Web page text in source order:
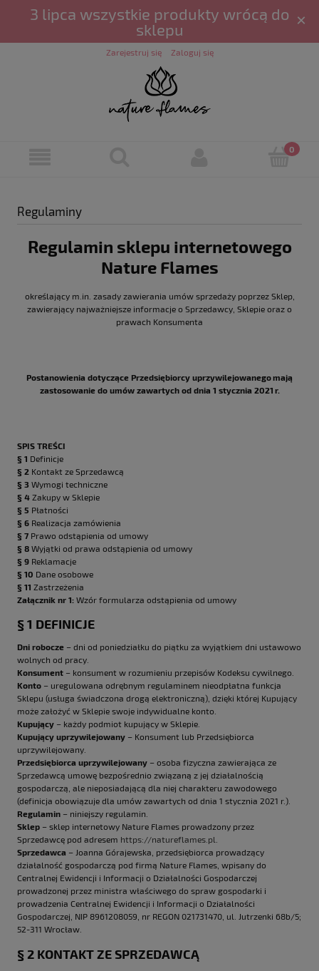
3 lipca wszystkie produkty wrócą do
sklepu
×
Zarejestruj się Zaloguj się
Regulaminy
Regulamin sklepu internetowego
Nature Flames
określający m.in. zasady zawierania umów sprzedaży poprzez Sklep,
zawierający najważniejsze informacje o Sprzedawcy, Sklepie oraz o
prawach Konsumenta
Postanowienia dotyczące Przedsiębiorcy uprzywilejowanego mają
zastosowanie do umów zawartych od dnia 1 stycznia 2021 r.
SPIS TREŚCI
§ 1 Definicje
§ 2 Kontakt ze Sprzedawcą
§ 3 Wymogi techniczne
§ 4 Zakupy w Sklepie
§ 5 Płatności
§ 6 Realizacja zamówienia
§ 7 Prawo odstąpienia od umowy
§ 8 Wyjątki od prawa odstąpienia od umowy
§ 9 Reklamacje
§ 10 Dane osobowe
§ 11 Zastrzeżenia
Załącznik nr 1: Wzór formularza odstąpienia od umowy
§ 1 DEFINICJE
Dni robocze – dni od poniedziałku do piątku za wyjątkiem dni ustawowo
wolnych od pracy.
Konsument – konsument w rozumieniu przepisów Kodeksu cywilnego.
Konto – uregulowana odrębnym regulaminem nieodpłatna funkcja
Sklepu (usługa świadczona drogą elektroniczną), dzięki której Kupujący
może założyć w Sklepie swoje indywidualne konto.
Kupujący – każdy podmiot kupujący w Sklepie.
Kupujący uprzywilejowany – Konsument lub Przedsiębiorca
uprzywilejowany.
Przedsiębiorca uprzywilejowany – osoba fizyczna zawierająca ze
Sprzedawcą umowę bezpośrednio związaną z jej działalnością
gospodarczą, ale nieposiadającą dla niej charakteru zawodowego
(definicja obowiązuje dla umów zawartych od dnia 1 stycznia 2021 r.).
Regulamin – niniejszy regulamin.
Sklep – sklep internetowy Nature Flames prowadzony przez
Sprzedawcę pod adresem https://natureflames.pl
Sprzedawca – Joanna Górajewska, przedsiębiorca prowadzący
działalność gospodarczą pod firmą Nature Flames, wpisany do
Centralnej Ewidencji i Informacji o Działalności Gospodarczej
prowadzonej przez ministra właściwego do spraw gospodarki i
prowadzenia Centralnej Ewidencji i Informacji o Działalności
Gospodarczej, NIP 8961208059, nr REGON 021731470, ul. Jutrzenki 68b/5;
52-311 Wrocław.
§ 2 KONTAKT ZE SPRZEDAWCĄ